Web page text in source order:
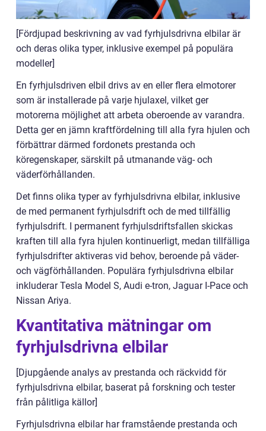
[Fördjupad beskrivning av vad fyrhjulsdrivna elbilar är
och deras olika typer, inklusive exempel på populära
modeller]
En fyrhjulsdriven elbil drivs av en eller flera elmotorer
som är installerade på varje hjulaxel, vilket ger
motorerna möjlighet att arbeta oberoende av varandra.
Detta ger en jämn kraftfördelning till alla fyra hjulen och
förbättrar därmed fordonets prestanda och
köregenskaper, särskilt på utmanande väg- och
väderförhållanden.
Det finns olika typer av fyrhjulsdrivna elbilar, inklusive
de med permanent fyrhjulsdrift och de med tillfällig
fyrhjulsdrift. I permanent fyrhjulsdriftsfallen skickas
kraften till alla fyra hjulen kontinuerligt, medan tillfälliga
fyrhjulsdrifter aktiveras vid behov, beroende på väder-
och vägförhållanden. Populära fyrhjulsdrivna elbilar
inkluderar Tesla Model S, Audi e-tron, Jaguar I-Pace och
Nissan Ariya.
Kvantitativa mätningar om
fyrhjulsdrivna elbilar
[Djupgående analys av prestanda och räckvidd för
fyrhjulsdrivna elbilar, baserat på forskning och tester
från pålitliga källor]
Fyrhjulsdrivna elbilar har framstående prestanda och